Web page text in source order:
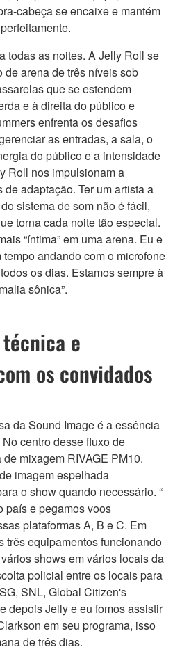
cabeça se encaixe e mantém
todas as noites. A Jelly Roll se
de arena de três níveis sob
que se estendem
e à direita do público e
enfrenta os desafios
as entradas, a sala, o
do público e a intensidade
Roll nos impulsionam a
adaptação. Ter um artista a
sistema de som não é fácil,
torna cada noite tão especial.
“íntima” em uma arena. Eu e
andando com o microfone
os dias. Estamos sempre à
sônica”.
e
os convidados
da Sound Image é a essência
centro desse fluxo de
mixagem RIVAGE PM10.
imagem espelhada
o show quando necessário. “
país e pegamos voos
plataformas A, B e C. Em
três equipamentos funcionando
shows em vários locais da
policial entre os locais para
SNL, Global Citizen's
depois Jelly e eu fomos assistir
em seu programa, isso
de três dias.